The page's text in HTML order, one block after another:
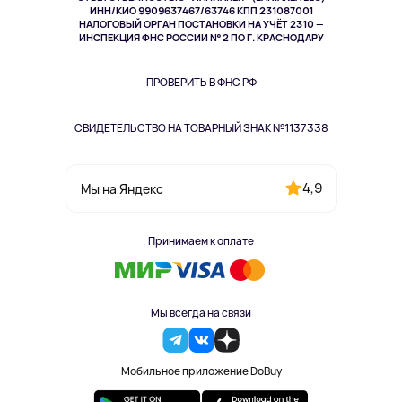
ИНН/КИО 9909637467/63746 КПП 231087001
НАЛОГОВЫЙ ОРГАН ПОСТАНОВКИ НА УЧЁТ 2310 —
ИНСПЕКЦИЯ ФНС РОССИИ № 2 ПО Г. КРАСНОДАРУ
ПРОВЕРИТЬ В ФНС РФ
СВИДЕТЕЛЬСТВО НА ТОВАРНЫЙ ЗНАК №1137338
Мы на Яндекс 4,9
Принимаем к оплате
Мы всегда на связи
Мобильное приложение DoBuy
Здоровье питомцев
Одежда и аксессуары